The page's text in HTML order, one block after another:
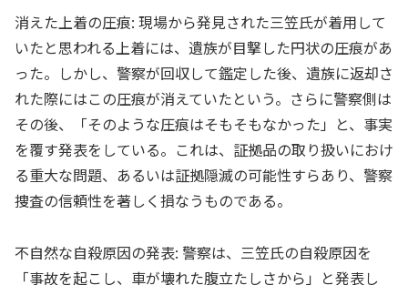
消えた上着の圧痕: 現場から発見された三笠氏が着用して
いたと思われる上着には、遺族が目撃した円状の圧痕があ
った。しかし、警察が回収して鑑定した後、遺族に返却さ
れた際にはこの圧痕が消えていたという。さらに警察側は
その後、「そのような圧痕はそもそもなかった」と、事実
を覆す発表をしている。これは、証拠品の取り扱いにおけ
る重大な問題、あるいは証拠隠滅の可能性すらあり、警察
捜査の信頼性を著しく損なうものである。
不自然な自殺原因の発表: 警察は、三笠氏の自殺原因を
「事故を起こし、車が壊れた腹立たしさから」と発表し